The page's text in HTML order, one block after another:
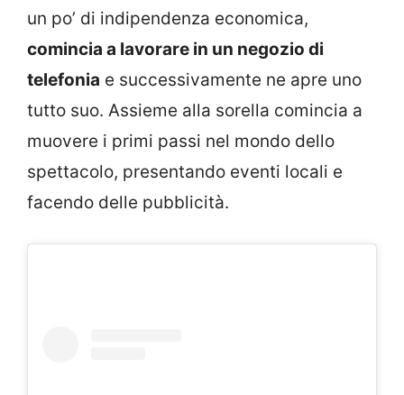
un po’ di indipendenza economica,
comincia a lavorare in un negozio di
telefonia e successivamente ne apre uno
tutto suo. Assieme alla sorella comincia a
muovere i primi passi nel mondo dello
spettacolo, presentando eventi locali e
facendo delle pubblicità.